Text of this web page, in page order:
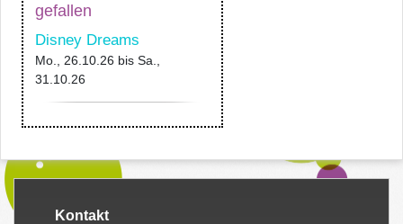
gefallen
Disney Dreams
Mo., 26.10.26 bis Sa.,
31.10.26
Kontakt